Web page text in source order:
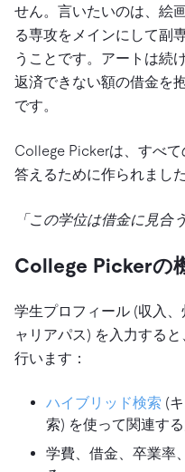
せん。言いたいのは、絵
る専攻をメインにして副
うことです。アートは続
返済できない額の借金を
です。
College Pickerは、すべ
答えるために作られました
「この学位は借金に見合
College Pickerの
学生プロフィール (収入
ャリアパス) を入力する
行います：
ハイブリッド検索 (
索) を使って関連す
学費、借金、卒業率